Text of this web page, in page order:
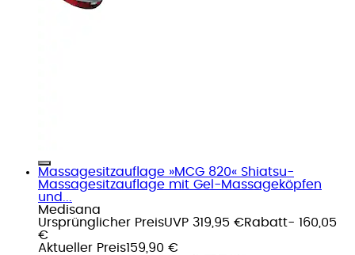
Massagesitzauflage »MCG 820« Shiatsu-
Massagesitzauflage mit Gel-Massageköpfen
und...
Medisana
Ursprünglicher PreisUVP 319,95 €Rabatt- 160,05
€
Aktueller Preis159,90 €